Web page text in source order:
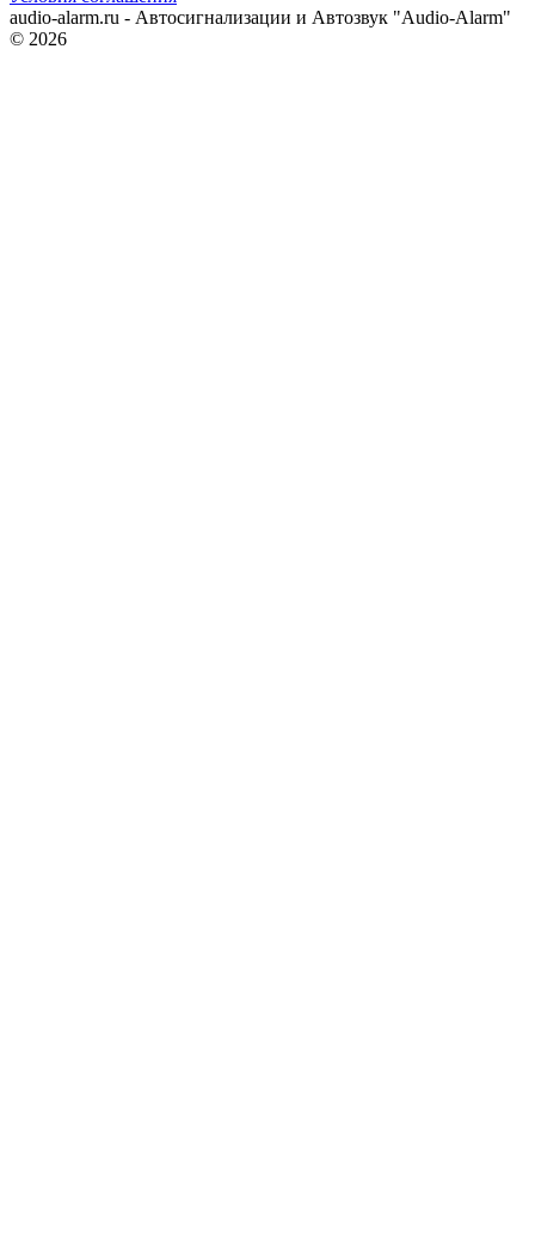
audio-alarm.ru - Автосигнализации и Автозвук "Audio-Alarm"
© 2026